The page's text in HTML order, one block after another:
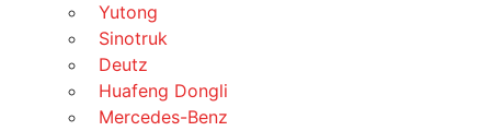
Yutong
Sinotruk
Deutz
Huafeng Dongli
Mercedes-Benz